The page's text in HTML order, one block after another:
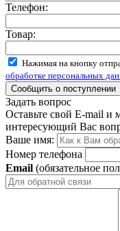
Телефон:
Товар:
Нажимая на кнопку
обработке персональных
Задать вопрос
Оставьте свой E-mail и
интересующий Вас
Ваше имя:
Номер телефона
Email (обязательное